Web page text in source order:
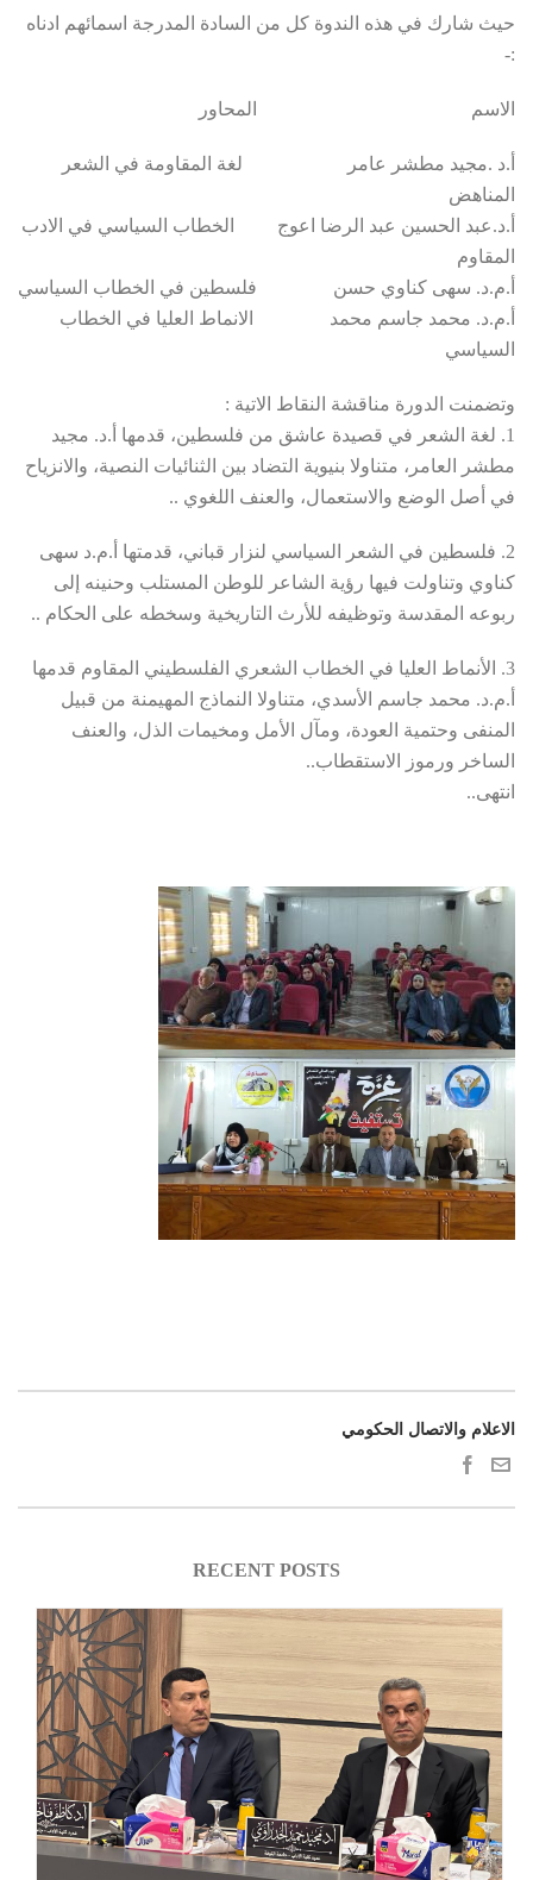
حيث شارك في هذه الندوة كل من السادة المدرجة اسمائهم ادناه
:-
الاسم المحاور
أ.د .مجيد مطشر عامر لغة المقاومة في الشعر
المناهض
أ.د.عبد الحسين عبد الرضا اعوج الخطاب السياسي في الادب
المقاوم
أ.م.د. سهى كناوي حسن فلسطين في الخطاب السياسي
أ.م.د. محمد جاسم محمد الانماط العليا في الخطاب
السياسي
وتضمنت الدورة مناقشة النقاط الاتية :
1. لغة الشعر في قصيدة عاشق من فلسطين، قدمها أ.د. مجيد
مطشر العامر، متناولا بنيوية التضاد بين الثنائيات النصية، والانزياح
في أصل الوضع والاستعمال، والعنف اللغوي ..
2. فلسطين في الشعر السياسي لنزار قباني، قدمتها أ.م.د سهى
كناوي وتناولت فيها رؤية الشاعر للوطن المستلب وحنينه إلى
ربوعه المقدسة وتوظيفه للأرث التاريخية وسخطه على الحكام ..
3. الأنماط العليا في الخطاب الشعري الفلسطيني المقاوم قدمها
أ.م.د. محمد جاسم الأسدي، متناولا النماذج المهيمنة من قبيل
المنفى وحتمية العودة، ومآل الأمل ومخيمات الذل، والعنف
الساخر ورموز الاستقطاب..
انتهى..
الاعلام والاتصال الحكومي
RECENT POSTS